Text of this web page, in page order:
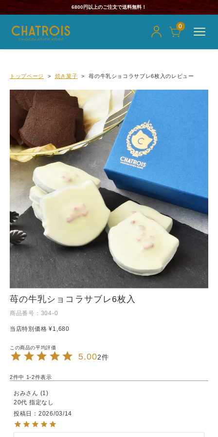
6800円以上のご注文で送料無料！
0
トップページ 焼き菓子 苺の牛乳ショコラサブレ6枚入のレビュー
苺の牛乳ショコラサブレ6枚入
商品番号 304-0
当店特別価格 ¥1,680
5.002
2件中 1-2件表示
おみ
1
20代 指定なし
投稿日
2026/03/14